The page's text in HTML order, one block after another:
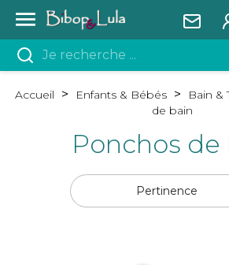

Accueil Enfants & Bébés Bain &
de bain
Ponchos de
Pertinence